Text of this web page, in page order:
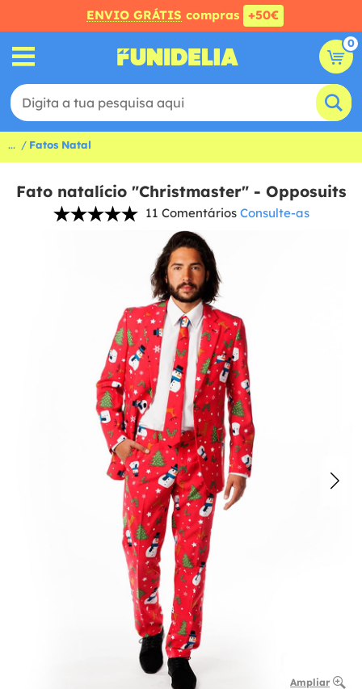
ENVIO GRÁTIS compras +50€
0
... Fatos Natal
Fato natalício "Christmaster" - Opposuits
11 Comentários Consulte-as
Ampliar